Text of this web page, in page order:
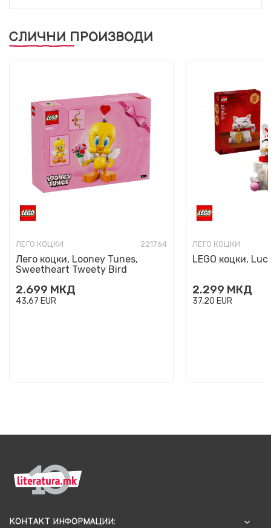
СЛИЧНИ ПРОИЗВОДИ
ЛЕГО КОЦКИ 221764
Лего коцки, Looney Tunes,
Sweetheart Tweety Bird
2.699 МКД
43,67 EUR
ЛЕГО КОЦКИ
LEGO коцки,
2.299 МКД
37,20 EUR
КОНТАКТ ИНФОРМАЦИИ: